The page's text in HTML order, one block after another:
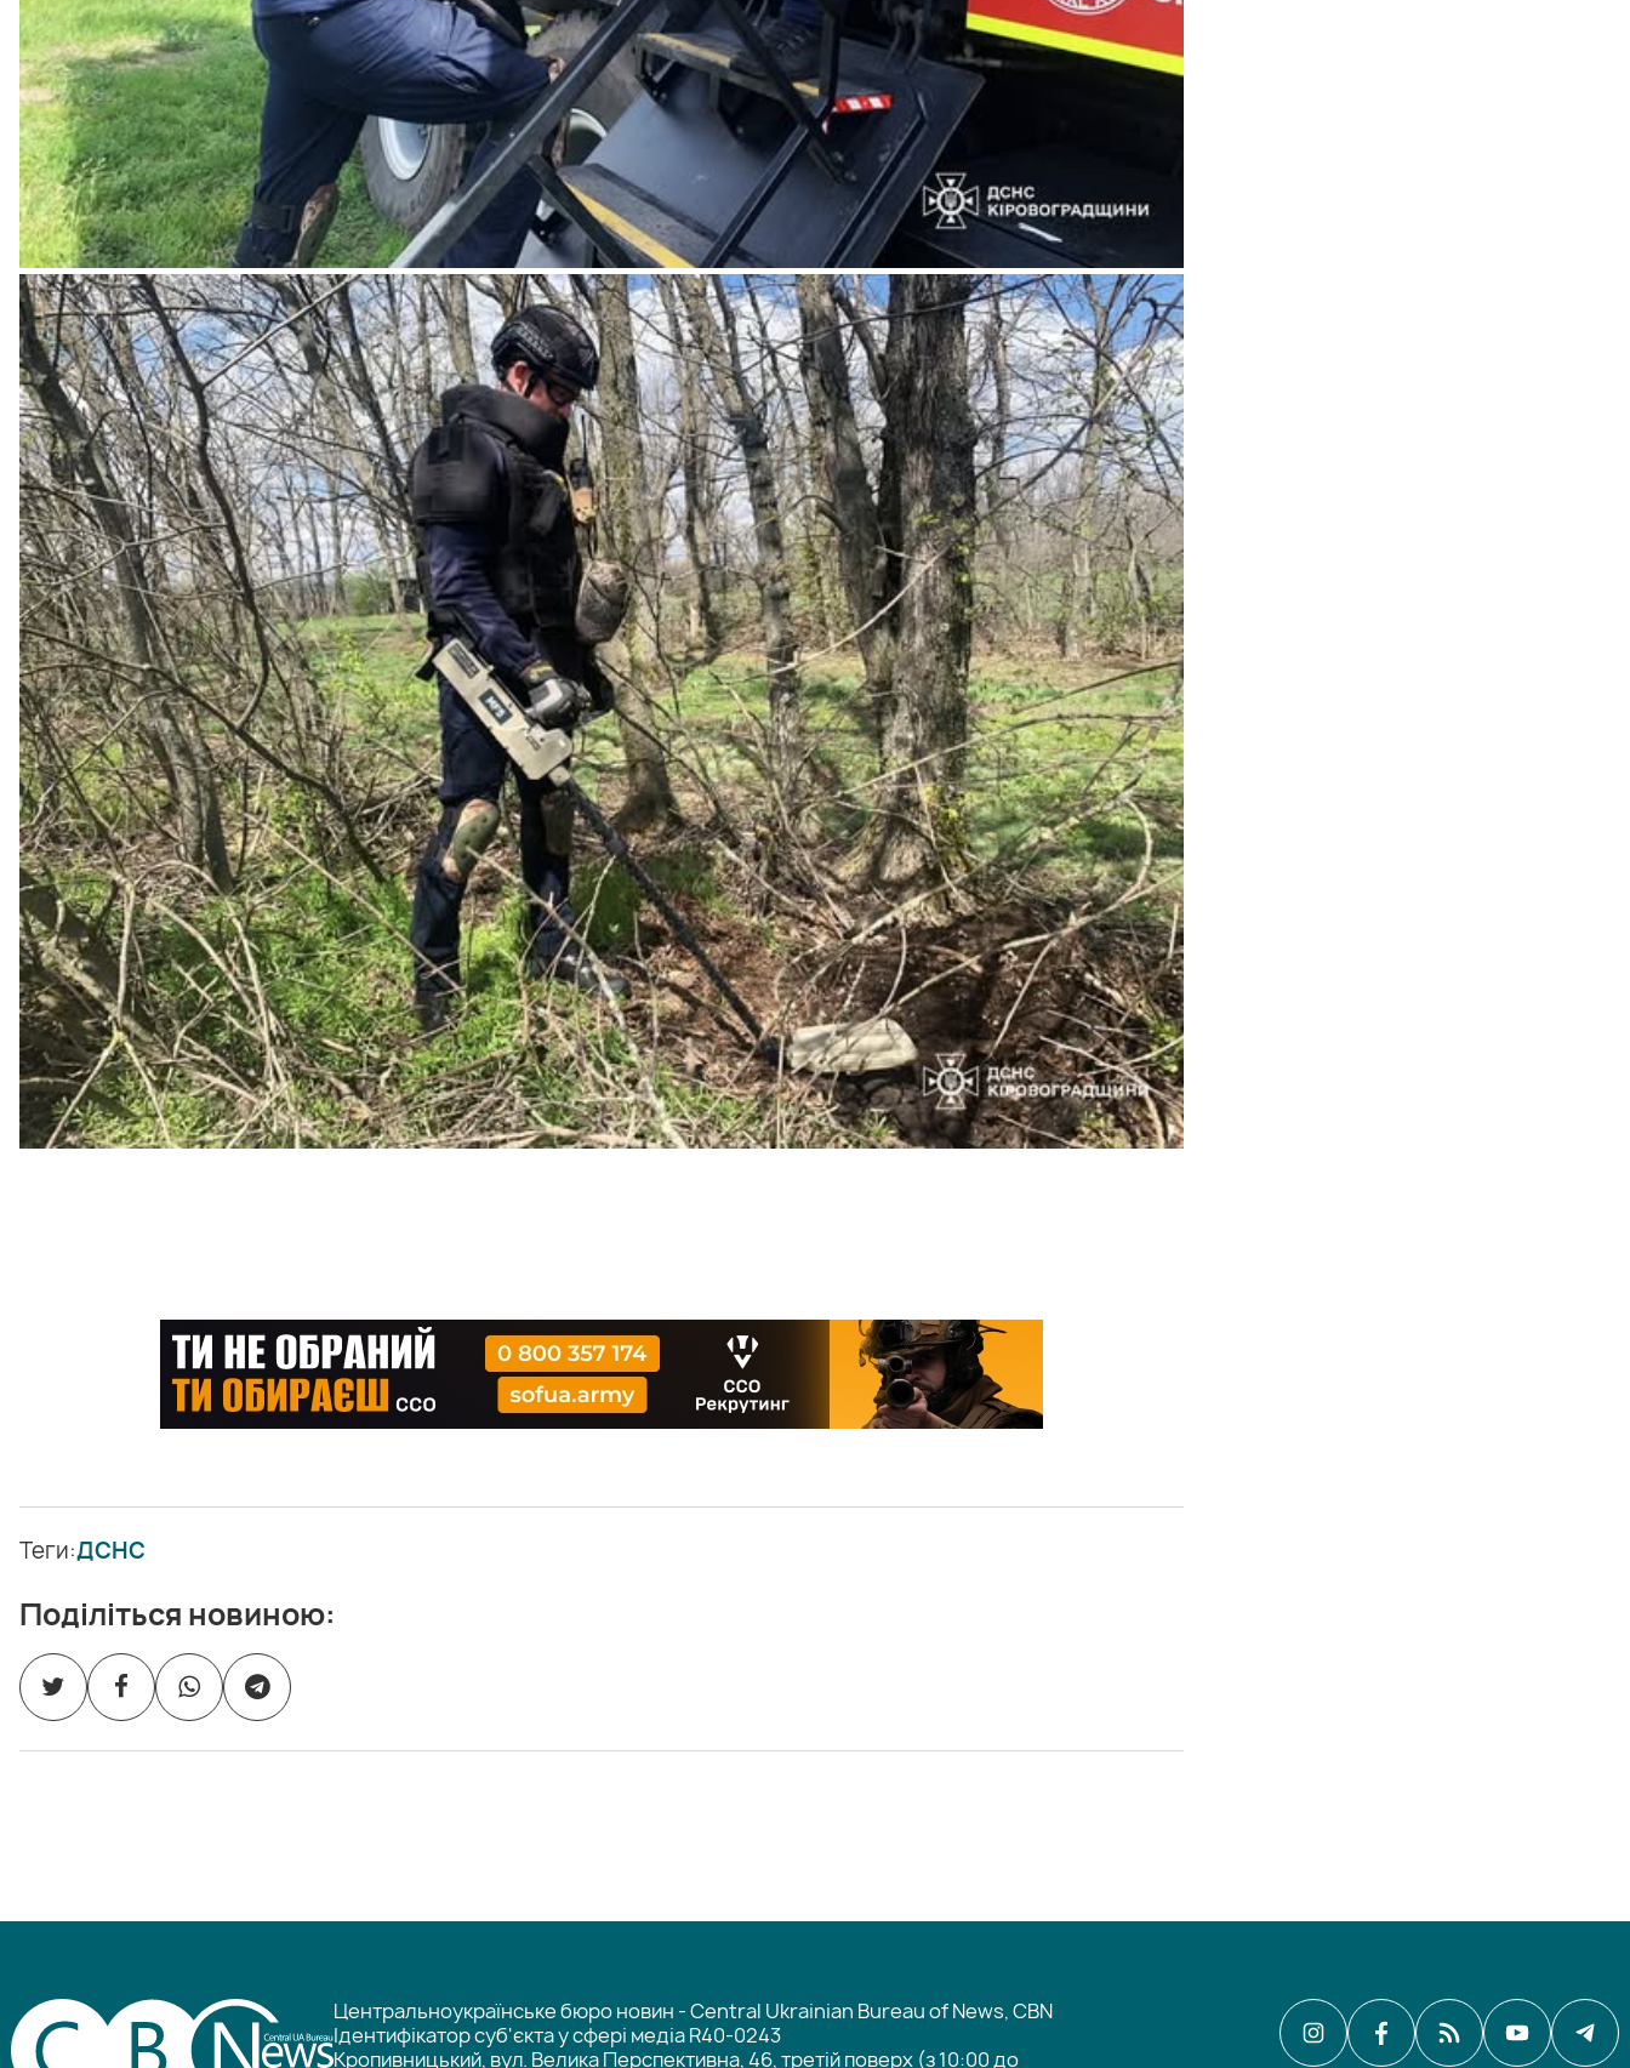
Теги:ДСНС
Поділіться новиною:
Центральноукраїнське бюро новин - Central Ukrainian Bureau of News, CBN
Ідентифікатор суб'єкта у сфері медіа R40-0243
Кропивницький, вул. Велика Перспективна, 46, третій поверх (з 10:00 до